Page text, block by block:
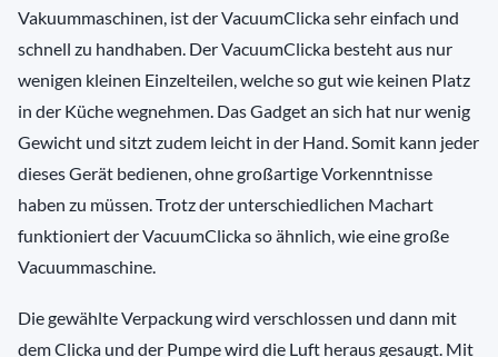
Vakuummaschinen, ist der VacuumClicka sehr einfach und
schnell zu handhaben. Der VacuumClicka besteht aus nur
wenigen kleinen Einzelteilen, welche so gut wie keinen Platz
in der Küche wegnehmen. Das Gadget an sich hat nur wenig
Gewicht und sitzt zudem leicht in der Hand. Somit kann jeder
dieses Gerät bedienen, ohne großartige Vorkenntnisse
haben zu müssen. Trotz der unterschiedlichen Machart
funktioniert der VacuumClicka so ähnlich, wie eine große
Vacuummaschine.
Die gewählte Verpackung wird verschlossen und dann mit
dem Clicka und der Pumpe wird die Luft heraus gesaugt. Mit